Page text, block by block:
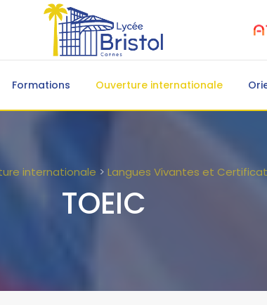
Formations Ouverture internationale
internationale > Langues Vivantes et
TOEIC